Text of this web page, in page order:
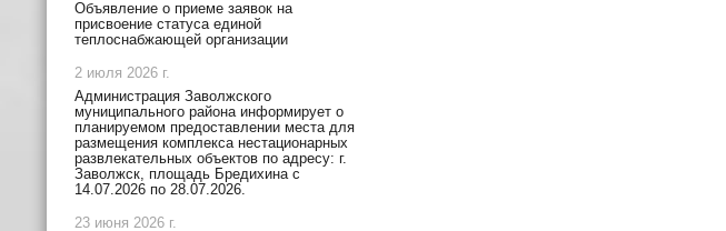
Объявление о приеме заявок на
присвоение статуса единой
теплоснабжающей организации
2 июля 2026 г.
Администрация Заволжского
муниципального района информирует о
планируемом предоставлении места для
размещения комплекса нестационарных
развлекательных объектов по адресу: г.
Заволжск, площадь Бредихина с
14.07.2026 по 28.07.2026.
23 июня 2026 г.